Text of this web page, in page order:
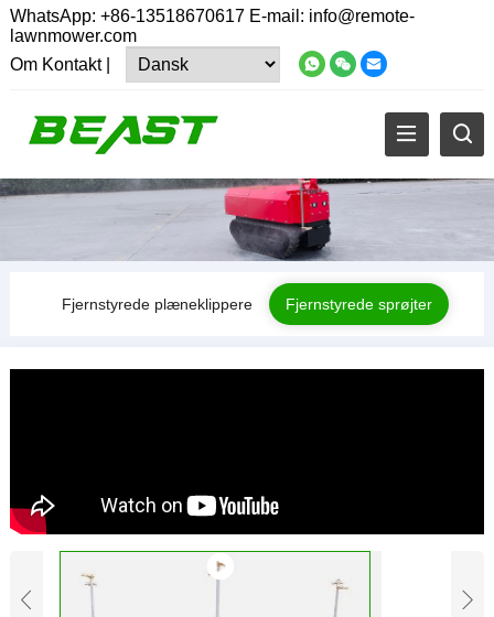
WhatsApp: +86-13518670617E-mail: info@remote-
lawnmower.com
Om Kontakt|
Fjernstyrede plæneklippere Fjernstyrede sprøjter